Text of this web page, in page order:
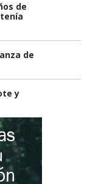
de
de
y